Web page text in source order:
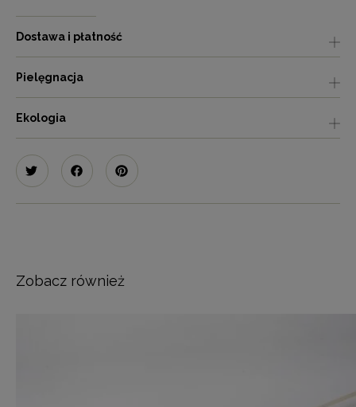
Dostawa i płatność
Pielęgnacja
Ekologia
Zobacz również